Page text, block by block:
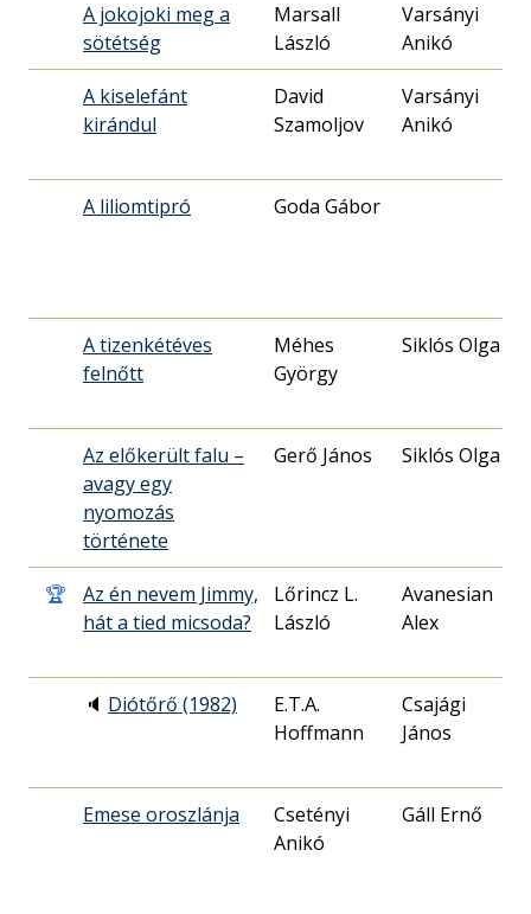
A jokojoki meg a
sötétség
Marsall
László
Varsányi
Anikó
A kiselefánt
kirándul
David
Szamoljov
Varsányi
Anikó
A liliomtipró Goda Gábor
A tizenkétéves
felnőtt
Méhes
György
Siklós Olga
Az előkerült falu –
avagy egy
nyomozás
története
Gerő János Siklós Olga
🏆
Az én nevem Jimmy,
hát a tied micsoda?
Lőrincz L.
László
Avanesian
Alex
🔈 Diótőrő (1982)
E.T.A.
Hoffmann
Csajági
János
Emese oroszlánja
Csetényi
Anikó
Gáll Ernő